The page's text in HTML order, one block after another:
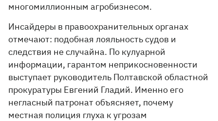
многомиллионным агробизнесом.
Инсайдеры в правоохранительных органах
отмечают: подобная лояльность судов и
следствия не случайна. По кулуарной
информации, гарантом неприкосновенности
выступает руководитель Полтавской областной
прокуратуры Евгений Гладий. Именно его
негласный патронат объясняет, почему
местная полиция глуха к угрозам